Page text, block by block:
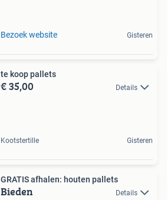
Bezoek website Gisteren
te koop pallets
€ 35,00 Details
Kootstertille Gisteren
GRATIS afhalen: houten pallets
Bieden Details